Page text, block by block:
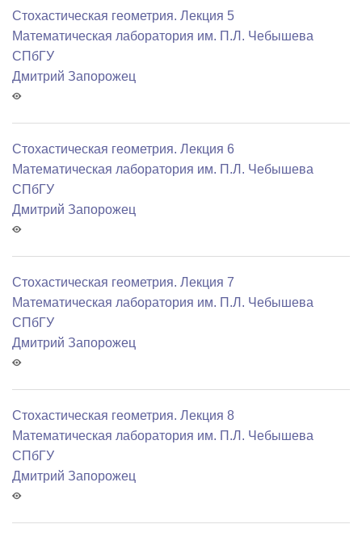
Стохастическая геометрия. Лекция 5
Математичеcкая лаборатория им. П.Л. Чебышева
СПбГУ
Дмитрий Запорожец
Стохастическая геометрия. Лекция 6
Математичеcкая лаборатория им. П.Л. Чебышева
СПбГУ
Дмитрий Запорожец
Стохастическая геометрия. Лекция 7
Математичеcкая лаборатория им. П.Л. Чебышева
СПбГУ
Дмитрий Запорожец
Стохастическая геометрия. Лекция 8
Математичеcкая лаборатория им. П.Л. Чебышева
СПбГУ
Дмитрий Запорожец